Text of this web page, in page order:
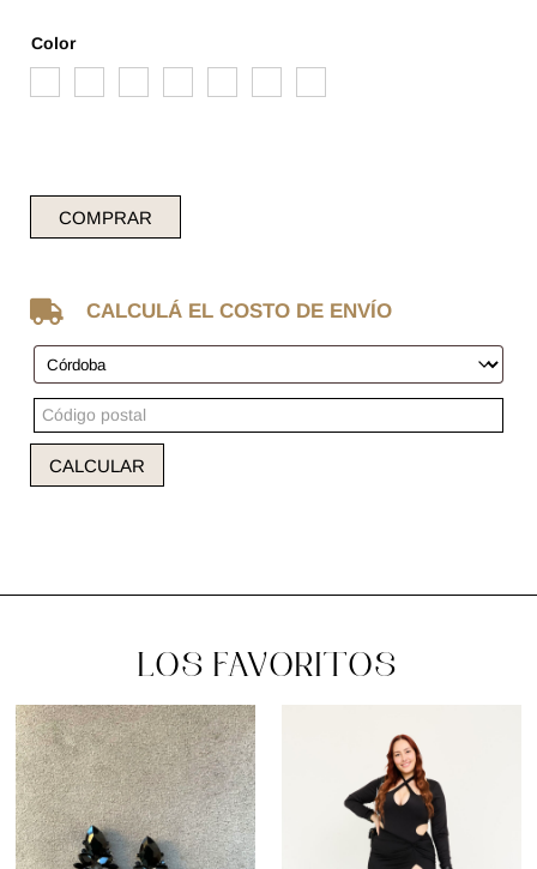
Color
COMPRAR
 CALCULÁ EL COSTO DE ENVÍO
CALCULAR
LOS FAVORITOS